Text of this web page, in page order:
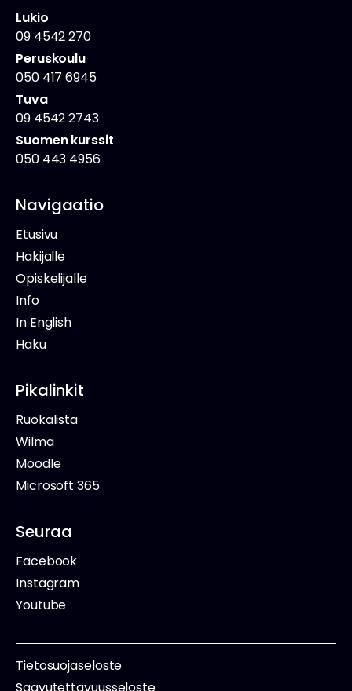
Lukio
09 4542 270
Peruskoulu
050 417 6945
Tuva
09 4542 2743
Suomen kurssit
050 443 4956
Navigaatio
Etusivu
Hakijalle
Opiskelijalle
Info
In English
Haku
Pikalinkit
Ruokalista
Wilma
Moodle
Microsoft 365
Seuraa
Facebook
Instagram
Youtube
Tietosuojaseloste